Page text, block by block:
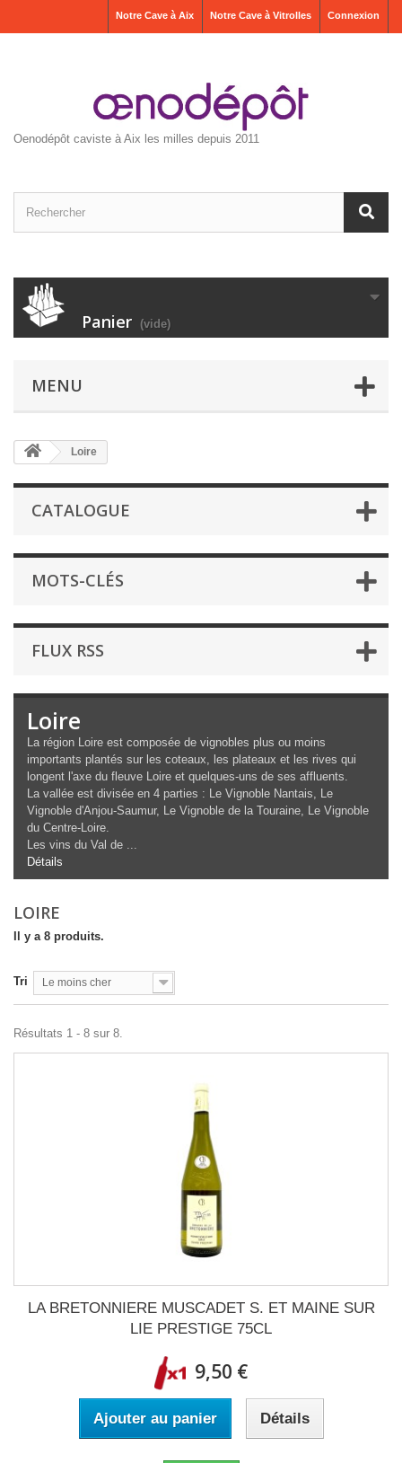
Connexion
Notre Cave à Vitrolles
Notre Cave à Aix
Oenodépôt caviste à Aix les milles depuis 2011
Panier (vide)
MENU
Loire
CATALOGUE
MOTS-CLÉS
FLUX RSS
Loire
La région Loire est composée de vignobles plus ou moins
importants plantés sur les coteaux, les plateaux et les rives qui
longent l'axe du fleuve Loire et quelques-uns de ses affluents.
La vallée est divisée en 4 parties : Le Vignoble Nantais, Le
Vignoble d'Anjou-Saumur, Le Vignoble de la Touraine, Le Vignoble
du Centre-Loire.
Les vins du Val de ...
Détails
LOIRE
Il y a 8 produits.
Tri Le moins cher
Résultats 1 - 8 sur 8.
LA BRETONNIERE MUSCADET S. ET MAINE SUR
LIE PRESTIGE 75CL
9,50 €
Ajouter au panier Détails